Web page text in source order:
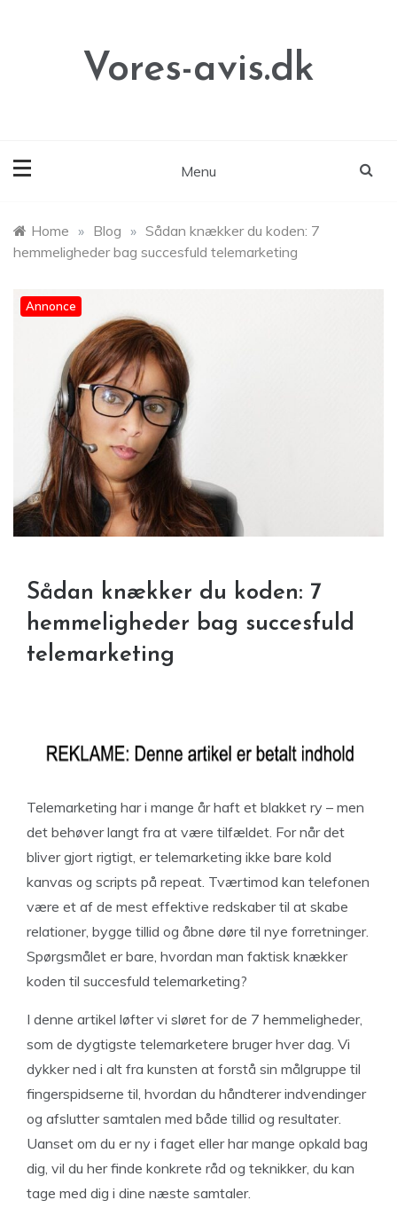
Vores-avis.dk
Menu
Home » Blog » Sådan knækker du koden: 7
hemmeligheder bag succesfuld telemarketing
Annonce
Sådan knækker du koden: 7
hemmeligheder bag succesfuld
telemarketing
Telemarketing har i mange år haft et blakket ry – men
det behøver langt fra at være tilfældet. For når det
bliver gjort rigtigt, er telemarketing ikke bare kold
kanvas og scripts på repeat. Tværtimod kan telefonen
være et af de mest effektive redskaber til at skabe
relationer, bygge tillid og åbne døre til nye forretninger.
Spørgsmålet er bare, hvordan man faktisk knækker
koden til succesfuld telemarketing?
I denne artikel løfter vi sløret for de 7 hemmeligheder,
som de dygtigste telemarketere bruger hver dag. Vi
dykker ned i alt fra kunsten at forstå sin målgruppe til
fingerspidserne til, hvordan du håndterer indvendinger
og afslutter samtalen med både tillid og resultater.
Uanset om du er ny i faget eller har mange opkald bag
dig, vil du her finde konkrete råd og teknikker, du kan
tage med dig i dine næste samtaler.